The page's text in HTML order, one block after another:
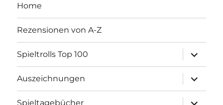
Home
Rezensionen von A-Z
Spieltrolls Top 100
öffnen
Auszeichnungen
öffnen
Spieltagebücher